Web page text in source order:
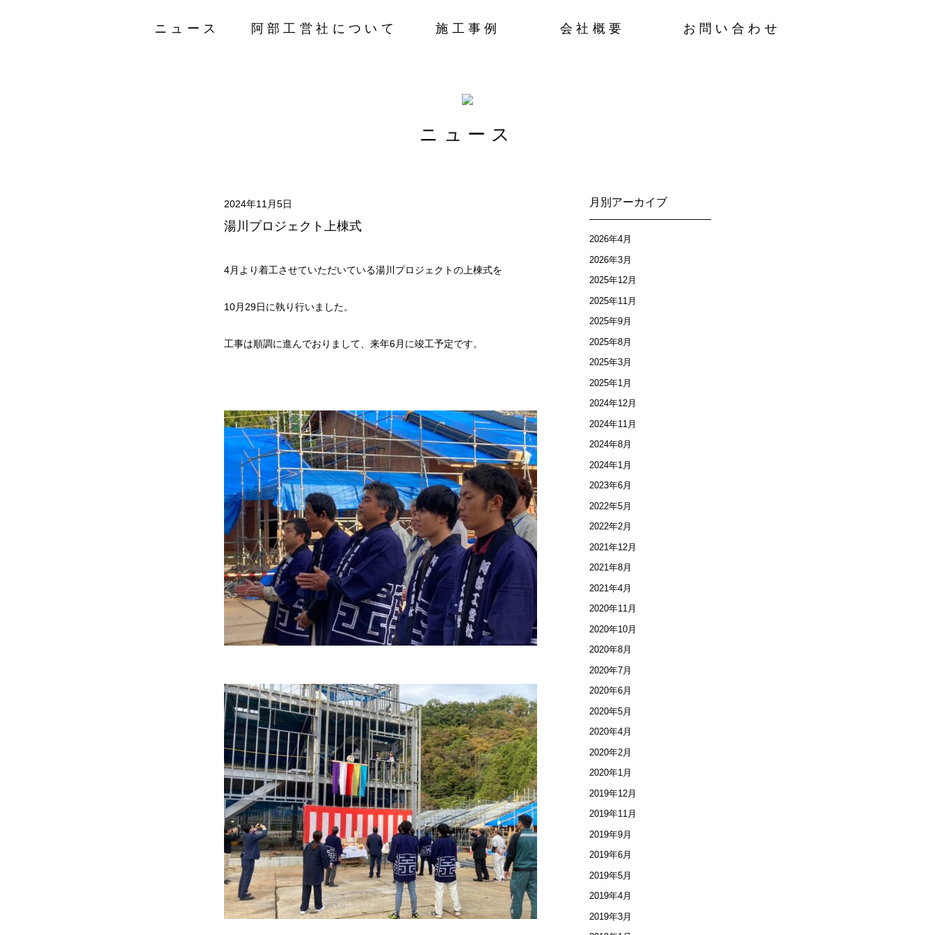
ニュース 阿部工営社について 施工事例 会社概要 お問い合わせ
ニュース
2024年11月5日
湯川プロジェクト上棟式
4月より着工させていただいている湯川プロジェクトの上棟式を
10月29日に執り行いました。
工事は順調に進んでおりまして、来年6月に竣工予定です。
月別アーカイブ
2026年4月
2026年3月
2025年12月
2025年11月
2025年9月
2025年8月
2025年3月
2025年1月
2024年12月
2024年11月
2024年8月
2024年1月
2023年6月
2022年5月
2022年2月
2021年12月
2021年8月
2021年4月
2020年11月
2020年10月
2020年8月
2020年7月
2020年6月
2020年5月
2020年4月
2020年2月
2020年1月
2019年12月
2019年11月
2019年9月
2019年6月
2019年5月
2019年4月
2019年3月